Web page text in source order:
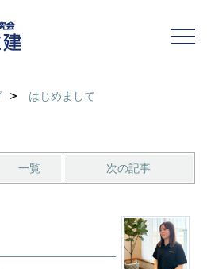
はじめまして
一覧 次の記事